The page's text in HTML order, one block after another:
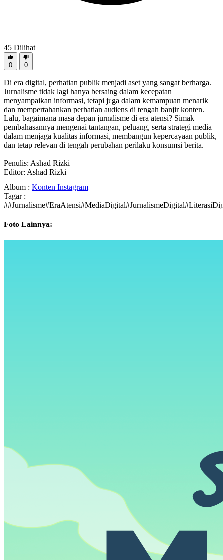
45 Dilihat
0 0
Di era digital, perhatian publik menjadi aset yang sangat berharga.
Jurnalisme tidak lagi hanya bersaing dalam kecepatan
menyampaikan informasi, tetapi juga dalam kemampuan menarik
dan mempertahankan perhatian audiens di tengah banjir konten.
Lalu, bagaimana masa depan jurnalisme di era atensi? Simak
pembahasannya mengenai tantangan, peluang, serta strategi media
dalam menjaga kualitas informasi, membangun kepercayaan publik,
dan tetap relevan di tengah perubahan perilaku konsumsi berita.
Penulis: Ashad Rizki
Editor: Ashad Rizki
Album : Konten Instagram
Tagar :
Foto Lainnya: